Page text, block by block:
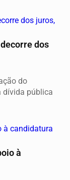
dos
do
dívida pública
à